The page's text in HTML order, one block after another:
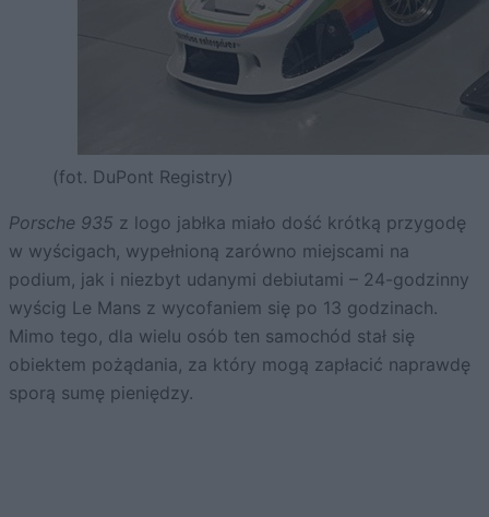
(fot. DuPont Registry)
Porsche 935 z logo jabłka miało dość krótką przygodę
w wyścigach, wypełnioną zarówno miejscami na
podium, jak i niezbyt udanymi debiutami – 24-godzinny
wyścig Le Mans z wycofaniem się po 13 godzinach.
Mimo tego, dla wielu osób ten samochód stał się
obiektem pożądania, za który mogą zapłacić naprawdę
sporą sumę pieniędzy.